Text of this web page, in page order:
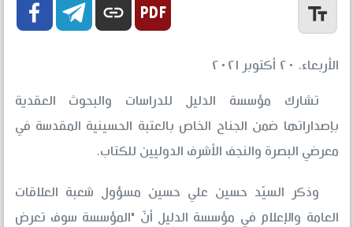
  link text_fields
الأربعاء، ٢٠ أكتوبر ٢٠٢١
تشارك مؤسسة الدليل للدراسات والبحوث العقدية
بإصداراتها ضمن الجناح الخاص بالعتبة الحسينية المقدسة في
معرضي البصرة والنجف الأشرف الدوليين للكتاب.
وذكر السيّد حسين علي حسين مسؤول شعبة العلاقات
العامة والإعلام في مؤسسة الدليل أنّ "المؤسسة سوف تعرض